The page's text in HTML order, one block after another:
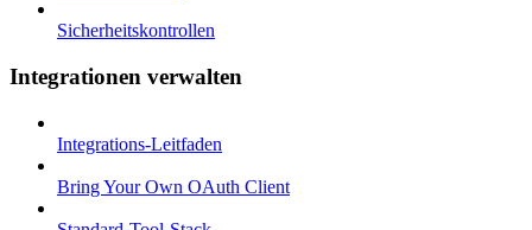
Sicherheitskontrollen
Integrationen verwalten
Integrations-Leitfaden
Bring Your Own OAuth Client